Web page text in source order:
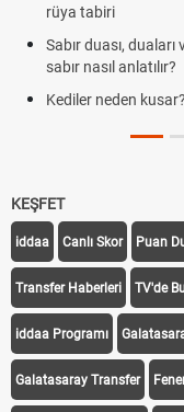
rüya tabiri
Sabır duası,
sabır nasıl anlatılır?
Kediler neden
KEŞFET
iddaa Canlı Skor Puan
Transfer Haberleri TV'de
iddaa Programı
Galatasaray Transfer